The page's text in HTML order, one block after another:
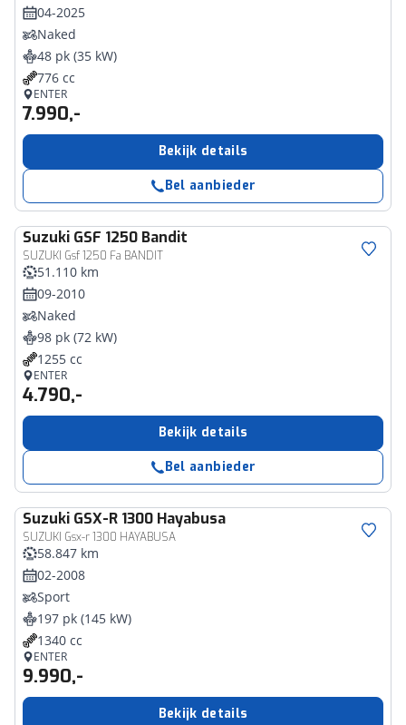
04-2025
Naked
48 pk (35 kW)
776 cc
ENTER
7.990,-
Bekijk details
Bel aanbieder
Suzuki GSF 1250 Bandit
SUZUKI Gsf 1250 Fa BANDIT
51.110 km
09-2010
Naked
98 pk (72 kW)
1255 cc
ENTER
4.790,-
Bekijk details
Bel aanbieder
Suzuki GSX-R 1300 Hayabusa
SUZUKI Gsx-r 1300 HAYABUSA
58.847 km
02-2008
Sport
197 pk (145 kW)
1340 cc
ENTER
9.990,-
Bekijk details